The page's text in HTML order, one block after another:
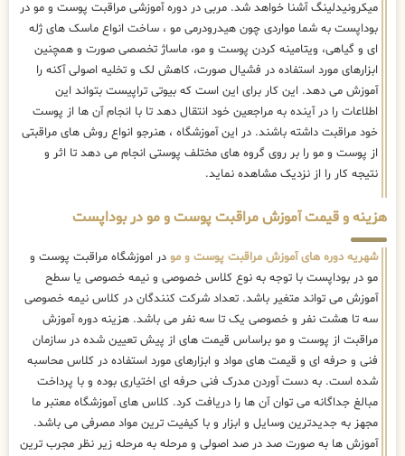
میکرونیدلینگ آشنا خواهد شد. مربی در دوره آموزشی مراقبت پوست و مو در
بوداپست به شما مواردی چون هیدرودرمی مو ، ساخت انواع ماسک های ژله
ای و گیاهی، ویتامینه کردن پوست و مو، ماساژ تخصصی صورت و همچنین
ابزارهای مورد استفاده در فشیال صورت، کاهش لک و تخلیه اصولی آکنه را
آموزش می دهد. این کار برای این است که بیوتی تراپیست بتواند این
اطلاعات را در آینده به مراجعین خود انتقال دهد تا با انجام آن ها از پوست
خود مراقبت داشته باشند. در این آموزشگاه ، هنرجو انواع روش های مراقبتی
از پوست و مو را بر روی گروه های مختلف پوستی انجام می دهد تا اثر و
نتیجه کار را از نزدیک مشاهده نماید.
هزینه و قیمت آموزش مراقبت پوست و مو در بوداپست
شهریه دوره های آموزش مراقبت پوست و مو در اموزشگاه مراقبت پوست و
مو در بوداپست با توجه به نوع کلاس خصوصی و نیمه خصوصی یا سطح
آموزش می تواند متغیر باشد. تعداد شرکت کنندگان در کلاس نیمه خصوصی
سه تا هشت نفر و خصوصی یک تا سه نفر می باشد. هزینه دوره آموزش
مراقبت از پوست و مو براساس قیمت های از پیش تعیین شده در سازمان
فنی و حرفه ای و قیمت های مواد و ابزارهای مورد استفاده در کلاس محاسبه
شده است. به دست آوردن مدرک فنی حرفه ای اختیاری بوده و با پرداخت
مبالغ جداگانه می توان آن ها را دریافت کرد. کلاس های آموزشگاه معتبر ما
مجهز به جدیدترین وسایل و ابزار و با کیفیت ترین مواد مصرفی می باشد.
آموزش ها به صورت صد در صد اصولی و مرحله به مرحله زیر نظر مجرب ترین